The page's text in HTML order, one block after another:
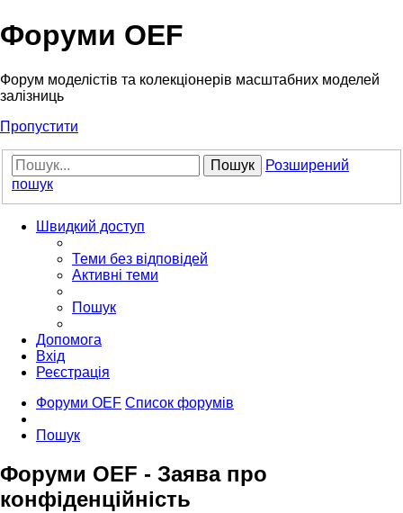
Форуми OEF
Форум моделістів та колекціонерів масштабних моделей
залізниць
Пропустити
Пошук
Розширений
пошук
Швидкий доступ
Теми без відповідей
Активні теми
Пошук
Допомога
Вхід
Реєстрація
Форуми OEF Список форумів
Пошук
Форуми OEF - Заява про
конфіденційність